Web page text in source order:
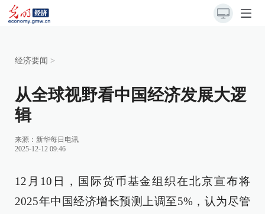
经济要闻 >
从全球视野看中国经济发展大逻
辑
来源： 新华每日电讯
2025-12-12 09:46
12月10日，国际货币基金组织在北京宣布将
2025年中国经济增长预测上调至5%，认为尽管